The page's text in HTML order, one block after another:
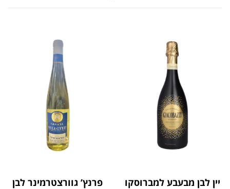
יין לבן מבעבע למברוסקו פרנץ’ גוורצטרמינר לבן